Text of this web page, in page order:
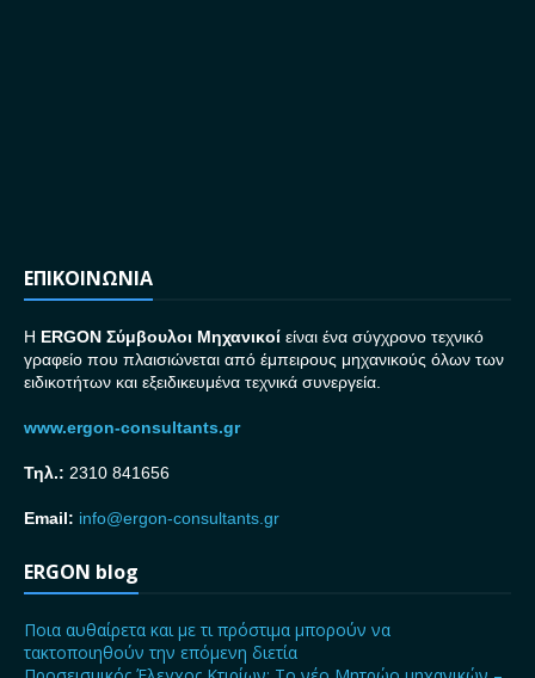
ΕΠΙΚΟΙΝΩΝΙΑ
H ERGON Σύμβουλοι Μηχανικοί είναι ένα σύγχρονο τεχνικό
γραφείο που πλαισιώνεται από έμπειρους μηχανικούς όλων των
ειδικοτήτων και εξειδικευμένα τεχνικά συνεργεία.
www.ergon-consultants.gr
Τηλ.: 2310 841656
Email: info@ergon-consultants.gr
ERGON blog
Ποια αυθαίρετα και με τι πρόστιμα μπορούν να
τακτοποιηθούν την επόμενη διετία